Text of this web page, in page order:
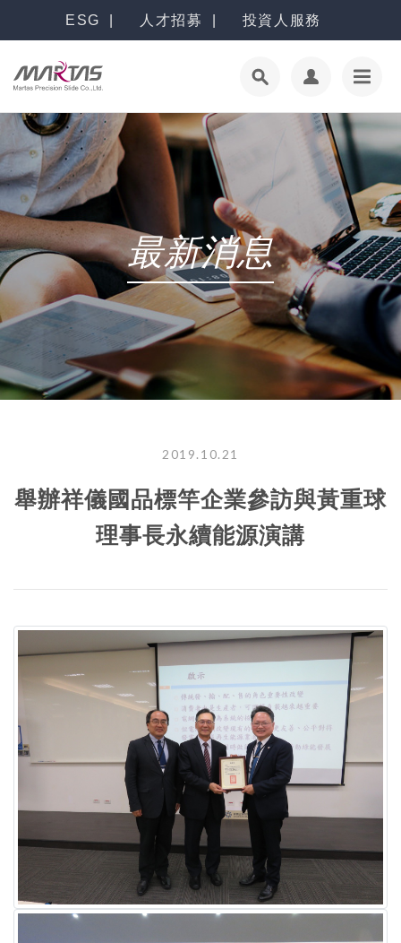
ESG 人才招募 投資人服務
最新消息
2019.10.21
舉辦祥儀國品標竿企業參訪與黃重球
理事長永續能源演講